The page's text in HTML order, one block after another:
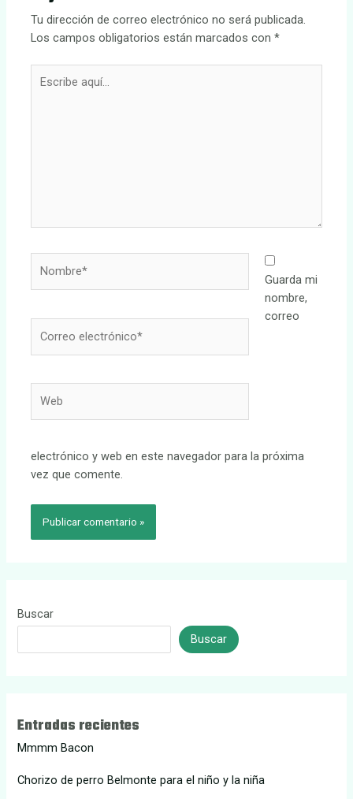
Tu dirección de correo electrónico no será publicada.
Los campos obligatorios están marcados con*
aquí...
electrónico*
Guarda mi
nombre,
correo
electrónico y web en este navegador para la próxima
vez que comente.
Buscar
Buscar
Entradas recientes
Mmmm Bacon
Chorizo de perro Belmonte para el niño y la niña